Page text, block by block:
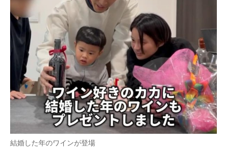
結婚した年のワインが登場